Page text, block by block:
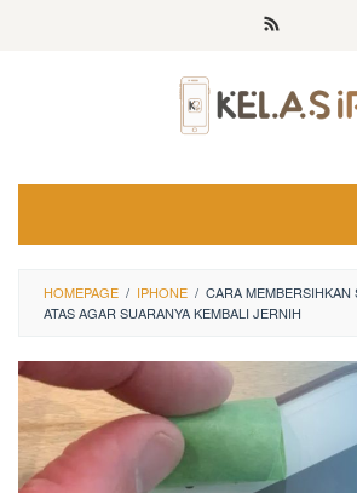
HOMEPAGE / IPHONE / CARA MEMBERSIHKAN
ATAS AGAR SUARANYA KEMBALI JERNIH